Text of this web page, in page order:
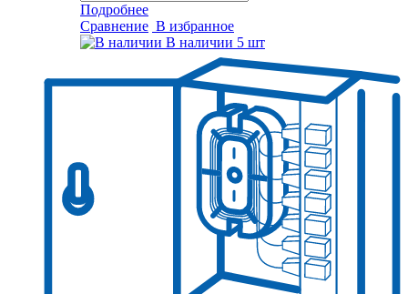
Подробнее
Сравнение В избранное
В наличии 5 шт